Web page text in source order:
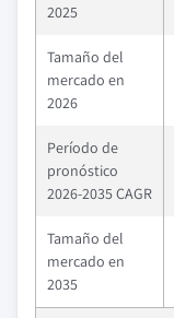
2025
Tamaño del
mercado en
2026
Período de
pronóstico
2026-2035 CAGR
Tamaño del
mercado en
2035